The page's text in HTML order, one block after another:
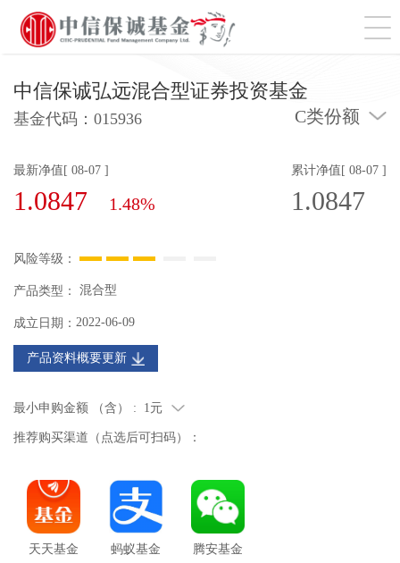
切
中信保诚弘远混合型证券投资基金
C类份额
基金代码： 015936
最新净值[ 08-07 ]
1.0847 1.48%
累计净值[ 08-07 ]
1.0847
风险等级：
产品类型： 混合型
成立日期： 2022-06-09
产品资料概要更新
最小申购金额 （含） : 1元
推荐购买渠道（点选后可扫码）：
天天基金 蚂蚁基金 腾安基金